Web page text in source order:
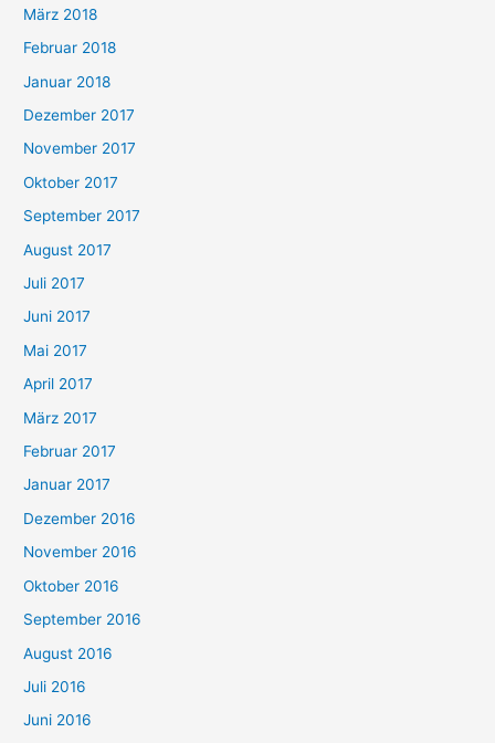
März 2018
Februar 2018
Januar 2018
Dezember 2017
November 2017
Oktober 2017
September 2017
August 2017
Juli 2017
Juni 2017
Mai 2017
April 2017
März 2017
Februar 2017
Januar 2017
Dezember 2016
November 2016
Oktober 2016
September 2016
August 2016
Juli 2016
Juni 2016